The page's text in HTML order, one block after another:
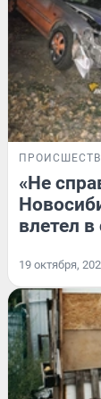
«Не
влетел
19 октября,